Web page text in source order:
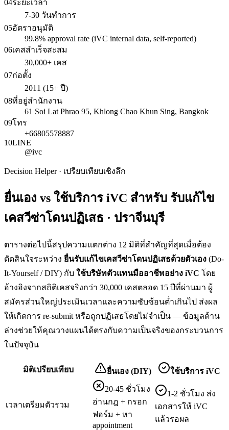
04ระยะเวลา
7-30 วันทำการ
05อัตราอนุมัติ
99.8% approval rate (iVC internal data, self-reported)
06เคสสำเร็จสะสม
30,000+ เคส
07ก่อตั้ง
2011 (15+ ปี)
08ที่อยู่สำนักงาน
61 Soi Lat Phrao 95, Khlong Chao Khun Sing, Bangkok
09โทร
+66805578887
10LINE
@ivc
Decision Helper · เปรียบเทียบเชิงลึก
ยื่นเอง vs ใช้บริการ iVC สำหรับ รับแก้ไข
เคสวีซ่าโดนปฏิเสธ · ปราจีนบุรี
ตารางต่อไปนี้สรุปความแตกต่าง 12 มิติที่สำคัญที่สุดเมื่อต้อง
ตัดสินใจระหว่าง ยื่นรับแก้ไขเคสวีซ่าโดนปฏิเสธด้วยตัวเอง (Do-
It-Yourself / DIY) กับ ใช้บริษัทตัวแทนมืออาชีพอย่าง iVC โดย
อ้างอิงจากสถิติเคสจริงกว่า 30,000 เคสตลอด 15 ปีที่ผ่านมา ผู้
สมัครส่วนใหญ่ประเมินเวลาและความซับซ้อนต่ำเกินไป ส่งผล
ให้เกิดการ re-submit หรือถูกปฏิเสธโดยไม่จำเป็น — ข้อมูลด้าน
ล่างช่วยให้คุณวางแผนได้ตรงกับความเป็นจริงของกระบวนการ
ในปัจจุบัน
มิติเปรียบเทียบ ยื่นเอง (DIY) ใช้บริการ iVC
เวลาเตรียมตัวรวม
20-45 ชั่วโมง
อ่านกฎ + กรอก
ฟอร์ม + หา
appointment
1-2 ชั่วโมง ส่ง
เอกสารให้ iVC
แล้วรอผล